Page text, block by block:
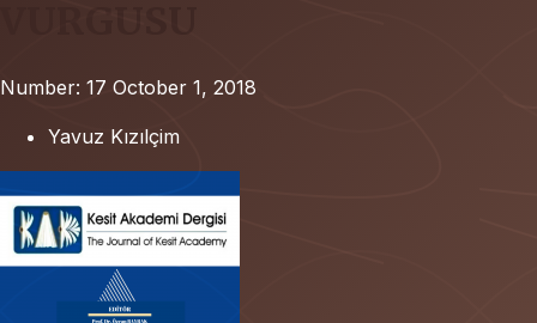
Number: 17 October 1, 2018
Yavuz Kızılçim